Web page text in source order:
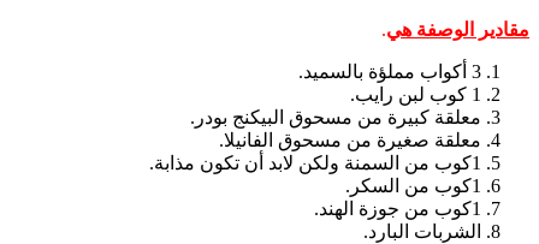
مقادير الوصفة هي.
3 أكواب مملؤة بالسميد.
1 كوب لبن رايب.
معلقة كبيرة من مسحوق البيكنج بودر.
معلقة صغيرة من مسحوق الفانيلا.
1كوب من السمنة ولكن لابد أن تكون مذابة.
1كوب من السكر.
1كوب من جوزة الهند.
الشربات البارد.